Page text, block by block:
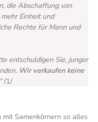
die Abschaffung von
Einheit und
Rechte für Mann und
entschuldigen Sie, junger
Wir verkaufen keine
/1/
Samenkörnern so alles